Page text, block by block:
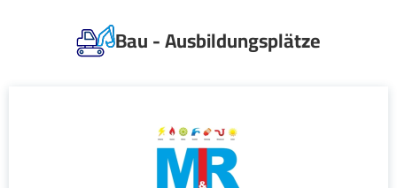
Bau - Ausbildungsplätze